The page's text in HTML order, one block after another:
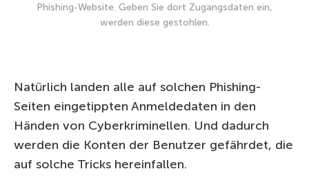
Phishing-Website. Geben Sie dort Zugangsdaten ein,
werden diese gestohlen.
Natürlich landen alle auf solchen Phishing-
Seiten eingetippten Anmeldedaten in den
Händen von Cyberkriminellen. Und dadurch
werden die Konten der Benutzer gefährdet, die
auf solche Tricks hereinfallen.